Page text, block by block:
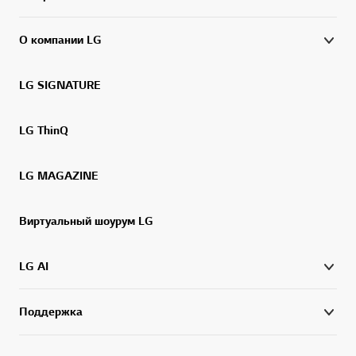
О компании LG
LG SIGNATURE
LG ThinQ
LG MAGAZINE
Виртуальный шоурум LG
LG AI
Поддержка